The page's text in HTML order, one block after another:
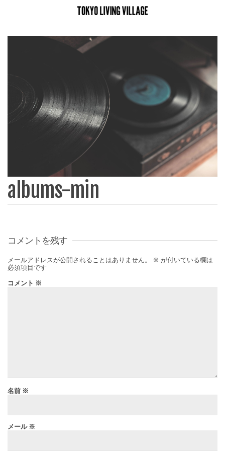
albums-min
コメントを残す
メールアドレスが公開されることはありません。 ※ が付いている欄は
必須項目です
コメント ※
名前 ※
メール ※